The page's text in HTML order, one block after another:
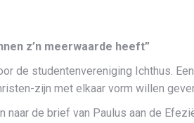
z’n meerwaarde heeft”
de studentenvereniging Ichthus.
zijn met elkaar vorm willen
naar de brief van Paulus aan de